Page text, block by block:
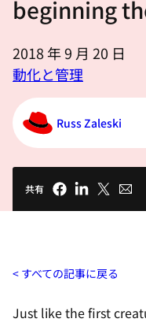
だ
さ
beginning
2018 年 9 月 20 日
動化と管理
Russ Zaleski
共有
すべての記事に戻る
Just like the first